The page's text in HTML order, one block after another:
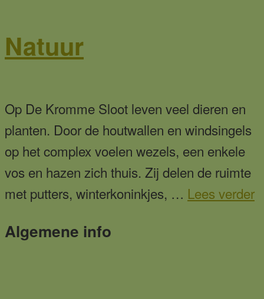
Natuur
Op De Kromme Sloot leven veel dieren en
planten. Door de houtwallen en windsingels
op het complex voelen wezels, een enkele
vos en hazen zich thuis. Zij delen de ruimte
met putters, winterkoninkjes, … Lees verder
Primaire
Algemene info